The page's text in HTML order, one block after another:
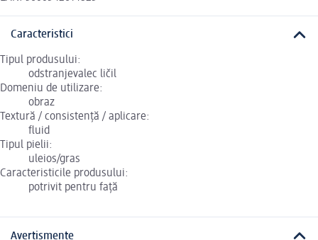
Caracteristici
Tipul produsului:
odstranjevalec ličil
Domeniu de utilizare:
obraz
Textură / consistență / aplicare:
fluid
Tipul pielii:
uleios/gras
Caracteristicile produsului:
potrivit pentru față
Avertismente